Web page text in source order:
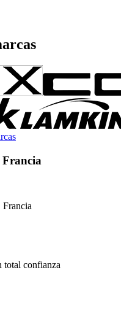
Francia
total confianza